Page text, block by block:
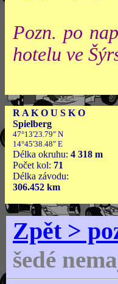
Pozn. po
hotelu ve
R A K O U S K O
Spielberg
47°13'23.79" N
14°45'38.48" E
Délka okruhu: 4 318 m
Počet kol: 71
Délka závodu:
306.452 km
Zpět >
šedé